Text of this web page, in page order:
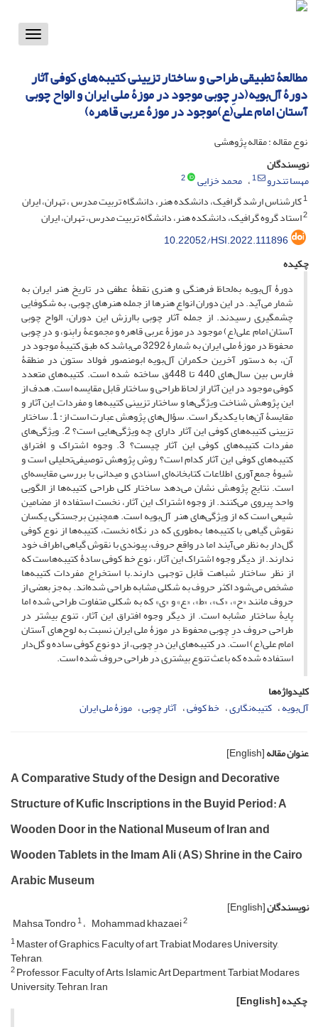
Toggle
مطالعۀ تطبیقی طراحی و ساختار تزیینی کتیبه‌های کوفی آثار
دورۀ آل‌بویه(درِ چوبی موجود در موزۀ ملی ایران و الواح چوبی
آستان امام علی(ع)موجود در موزۀ عربی قاهره)
نوع مقاله : مقاله پژوهشی
نویسندگان
مهسا تندرو
1 محمد خزایی
2
1کارشناس ارشد گرافیک، دانشکده هنر، دانشگاه تربیت مدرس ، تهران، ایران
2استاد گروه گرافیک، دانشکده هنر، دانشگاه تربیت مدرس، تهران، ایران
10.22052/HSI.2022.111896
چکیده
دورۀ آل‌بویه به‌لحاظ فرهنگی و هنری نقطۀ عطفی در تاریخ هنر ایران به
شمار می‌آید. در این دوران انواع هنرها از جمله هنرهای چوبی، به شکوفایی
چشمگیری رسیدند. از جمله آثار چوبی باارزش این دوران، الواح چوبی
آستان امام علی(ع) موجود در موزۀ عربی قاهره و مجموعۀ رابِنو، و درِ چوبی
محفوظ در موزۀ ملی ایران به شمارۀ 3292 می‌باشد که طبق کتیبۀ موجود در
آن، به دستور آخرین حکمران آل‌بویه ابومنصور فولاد ستون در منطقۀ
فارس بین سال‌های 440 تا 448ق ساخته شده است. کتیبه‌های متعدد
کوفی موجود در این آثار از لحاظ طراحی و ساختار قابل مقایسه است. هدف از
این پژوهش شناخت ویژگی‌ها و ساختار تزیینی کتیبه‌ها و مفردات این آثار و
مقایسۀ آن‌ها با یکدیگر است. سؤال‌های پژوهش عبارت است از: 1. ساختار
تزیینی کتیبه‌های کوفی این آثار دارای چه ویژگی‌هایی است؟ 2. ویژگی‌های
مفردات کتیبه‌های کوفی این آثار چیست؟ 3. وجوه اشتراک و افتراق
کتیبه‌های کوفی این آثار کدام است؟ روش پژوهش توصیفی‌تحلیلی است و
شیوۀ جمع‌آوری اطلاعات کتابخانه‌ای اسنادی و میدانی با بررسی مقایسه‌ای
است. نتایج پژوهش نشان می‌دهد ساختار کلی طراحی کتیبه‌ها از الگویی
واحد پیروی می‌کنند. از وجوه اشتراک این آثار، نخست استفاده از مضامین
شیعی است که از ویژگی‌های هنر آل‌بویه است. همچنین برجستگی یکسان
نقوش گیاهی با کتیبه‌ها به‌طوری که در نگاه نخست، کتیبه‌ها از نوع کوفی
گل‌دار به نظر می‌آیند اما در واقع حروف، پیوندی با نقوش گیاهی اطراف خود
ندارند. از دیگر وجوه اشتراک این آثار، نوع خط کوفی سادۀ کتیبه‌هاست که
از نظر ساختار شباهت قابل توجهی دارند.با استخراج مفردات کتیبه‌ها
مشخص می‌شود اکثر حروف به شکلی مشابه طراحی شده‌اند. به‌جز بعضی از
حروف مانند «ح»، «ک»، «ط»، «ع» و «ی» که به شکلی متفاوت طراحی شده اما
پایۀ ساختار مشابه است. از دیگر وجوه افتراق این آثار، تنوع بیشتر در
طراحی حروف درِ چوبی محفوظ در موزۀ ملی ایران نسبت به لوح‌های آستان
امام علی(ع) است. در کتیبه‌های این درِ چوبی، از دو نوع کوفی ساده و گل‌دار
استفاده شده که باعث تنوع بیشتری در طراحی حروف شده است.
کلیدواژه‌ها
آل‌بویه کتیبه‌نگاری خط کوفی آثار چوبی موزۀ ملی ایران
عنوان مقاله[English]
A Comparative Study of the Design and Decorative
Structure of Kufic Inscriptions in the Buyid Period: A
Wooden Door in the National Museum of Iran and
Wooden Tablets in the Imam Ali (AS) Shrine in the Cairo
Arabic Museum
نویسندگان[English]
Mahsa Tondro1 Mohammad khazaei2
1Master of Graphics, Faculty of art, Trabiat Modares University,
Tehran,
2Professor, Faculty of Arts, Islamic Art Department, Tarbiat Modares
University, Tehran, Iran
چکیده[English]